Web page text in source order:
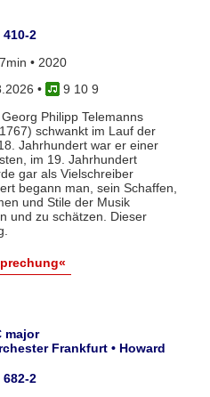
2
• 2020
•
9 10 9
Philipp Telemanns
schwankt im Lauf der
Jahrhundert war er einer
im 19. Jahrhundert
gar als Vielschreiber
begann man, sein Schaffen,
und Stile der Musik
und zu schätzen. Dieser
major
Frankfurt • Howard
2